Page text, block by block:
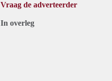
Vraag de adverteerder
In overleg